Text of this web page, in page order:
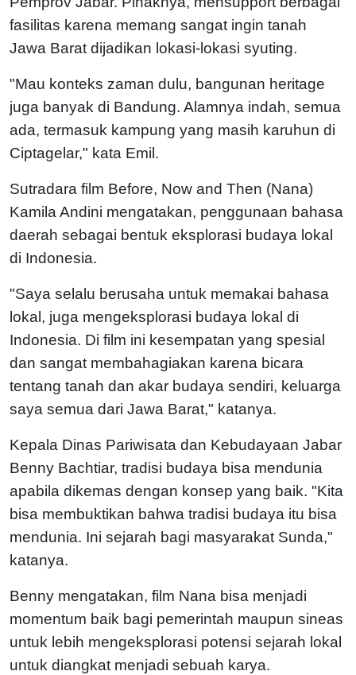
fasilitas karena memang sangat ingin tanah
Jawa Barat dijadikan lokasi-lokasi syuting.
"Mau konteks zaman dulu, bangunan heritage
juga banyak di Bandung. Alamnya indah, semua
ada, termasuk kampung yang masih karuhun di
Ciptagelar," kata Emil.
Sutradara film Before, Now and Then (Nana)
Kamila Andini mengatakan, penggunaan bahasa
daerah sebagai bentuk eksplorasi budaya lokal
di Indonesia.
"Saya selalu berusaha untuk memakai bahasa
lokal, juga mengeksplorasi budaya lokal di
Indonesia. Di film ini kesempatan yang spesial
dan sangat membahagiakan karena bicara
tentang tanah dan akar budaya sendiri, keluarga
saya semua dari Jawa Barat," katanya.
Kepala Dinas Pariwisata dan Kebudayaan Jabar
Benny Bachtiar, tradisi budaya bisa mendunia
apabila dikemas dengan konsep yang baik. "Kita
bisa membuktikan bahwa tradisi budaya itu bisa
mendunia. Ini sejarah bagi masyarakat Sunda,"
katanya.
Benny mengatakan, film Nana bisa menjadi
momentum baik bagi pemerintah maupun sineas
untuk lebih mengeksplorasi potensi sejarah lokal
untuk diangkat menjadi sebuah karya.